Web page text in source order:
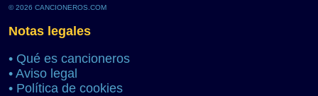
© 2026 CANCIONEROS.COM
Notas legales
• Qué es cancioneros
• Aviso legal
• Política de cookies